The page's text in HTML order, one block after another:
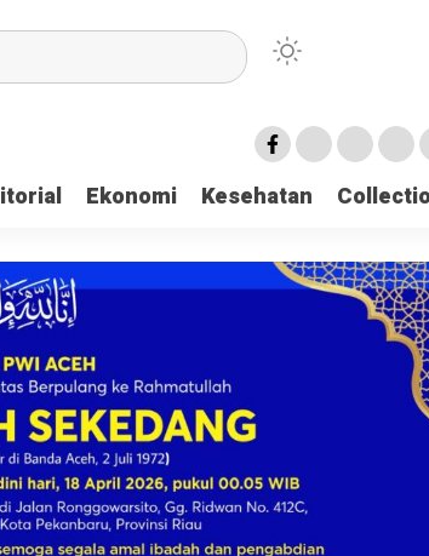
Ekonomi Kesehatan
Kemandirian Dayah
Aceh Jaya Temukan 137 Surat Suara Rusak